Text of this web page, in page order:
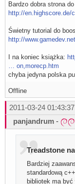
Bardzo dobra strona
http://en.highscore.de/
Świetny tutorial do
http://
I na koniec książka:
… on,morecp.htm
chyba jedyna polska
Offline
2011-03-24 01:43:37
panjandrum -
Treadstone
Bardziej
standardową
bibliotek ma być